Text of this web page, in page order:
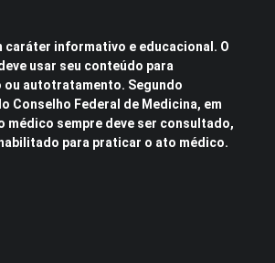
caráter informativo e educacional. O
usar seu conteúdo para
autotratamento. Segundo
Conselho Federal de Medicina, em
médico sempre deve ser consultado,
para praticar o ato médico.